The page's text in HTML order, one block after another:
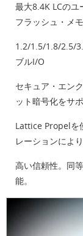
最大8.4K LCのユ
フラッシュ・メ
1.2/1.5/1.8/2.5/
ブルI/O
セキュア・エン
ット暗号化をサ
Lattice Propelを
レーションによ
高い信頼性。同
能。